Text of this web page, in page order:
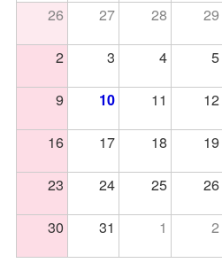
26 27 28 29
2
3 4 5
9
10 11 12
16
17 18 19
23
24 25 26
30
31 1 2